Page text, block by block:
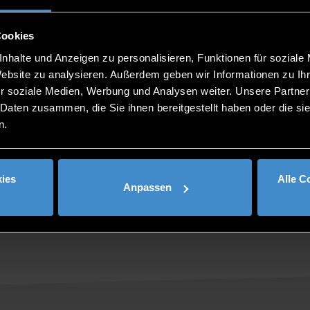
und Anzeigen zu personalisieren, Funktionen für soziale
zu analysieren. Außerdem geben wir Informationen zu
soziale Medien, Werbung und Analysen weiter. Unsere
zusammen, die Sie ihnen bereitgestellt haben oder die
Anpassen
Alle
ein großer Vorteil.“, so Herbst weiter. Diese
durch die Dozenten bis zum Kursende. Dadurch kann
ist mittlerweile in der Branche bekannt. Aus
Wissen der Professoren verschiedener Hochschulen
nur eine Möglichkeit sich berufsbegleitend am
oder den sonstigen Modalitäten
Usability Engineer mit Ina Meindl